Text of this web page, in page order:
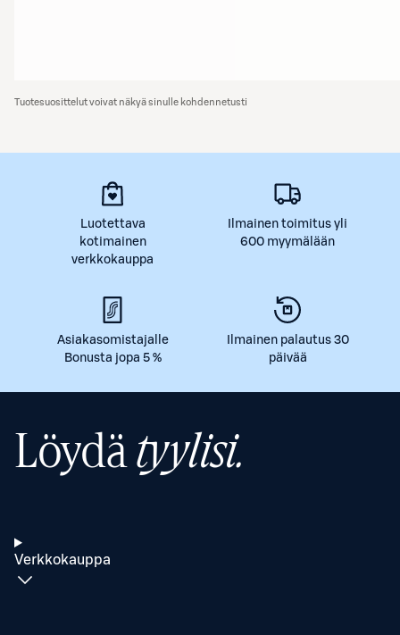
Tuotesuosittelut voivat näkyä sinulle kohdennetusti
Luotettava
kotimainen
verkkokauppa
Ilmainen toimitus yli
600 myymälään
Asiakasomistajalle
Bonusta jopa 5 %
Ilmainen palautus 30
päivää
Löydätyylisi.
Verkkokauppa